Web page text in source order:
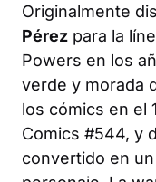
Originalmente
Pérez para la
Powers en los
verde y morada
los cómics en el
Comics #544, y
convertido en